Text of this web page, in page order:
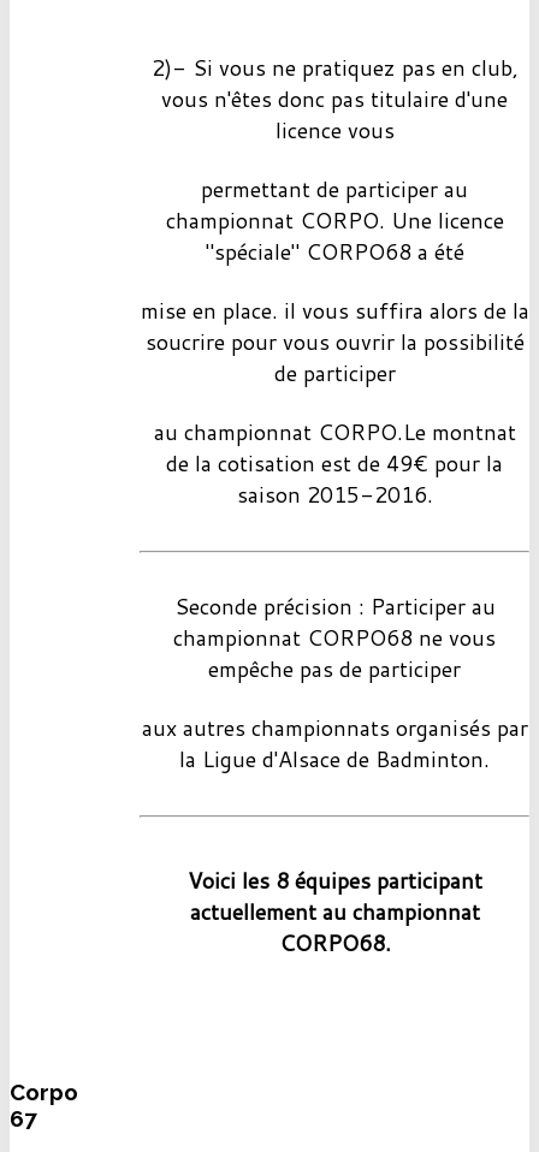
2)- Si vous ne pratiquez pas en club,
vous n'êtes donc pas titulaire d'une
licence vous
permettant de participer au
championnat CORPO. Une licence
"spéciale" CORPO68 a été
mise en place. il vous suffira alors de la
soucrire pour vous ouvrir la possibilité
de participer
au championnat CORPO.Le montnat
de la cotisation est de 49€ pour la
saison 2015-2016.
Seconde précision : Participer au
championnat CORPO68 ne vous
empêche pas de participer
aux autres championnats organisés par
la Ligue d'Alsace de Badminton.
Voici les 8 équipes participant
actuellement au championnat
CORPO68.
Corpo
67